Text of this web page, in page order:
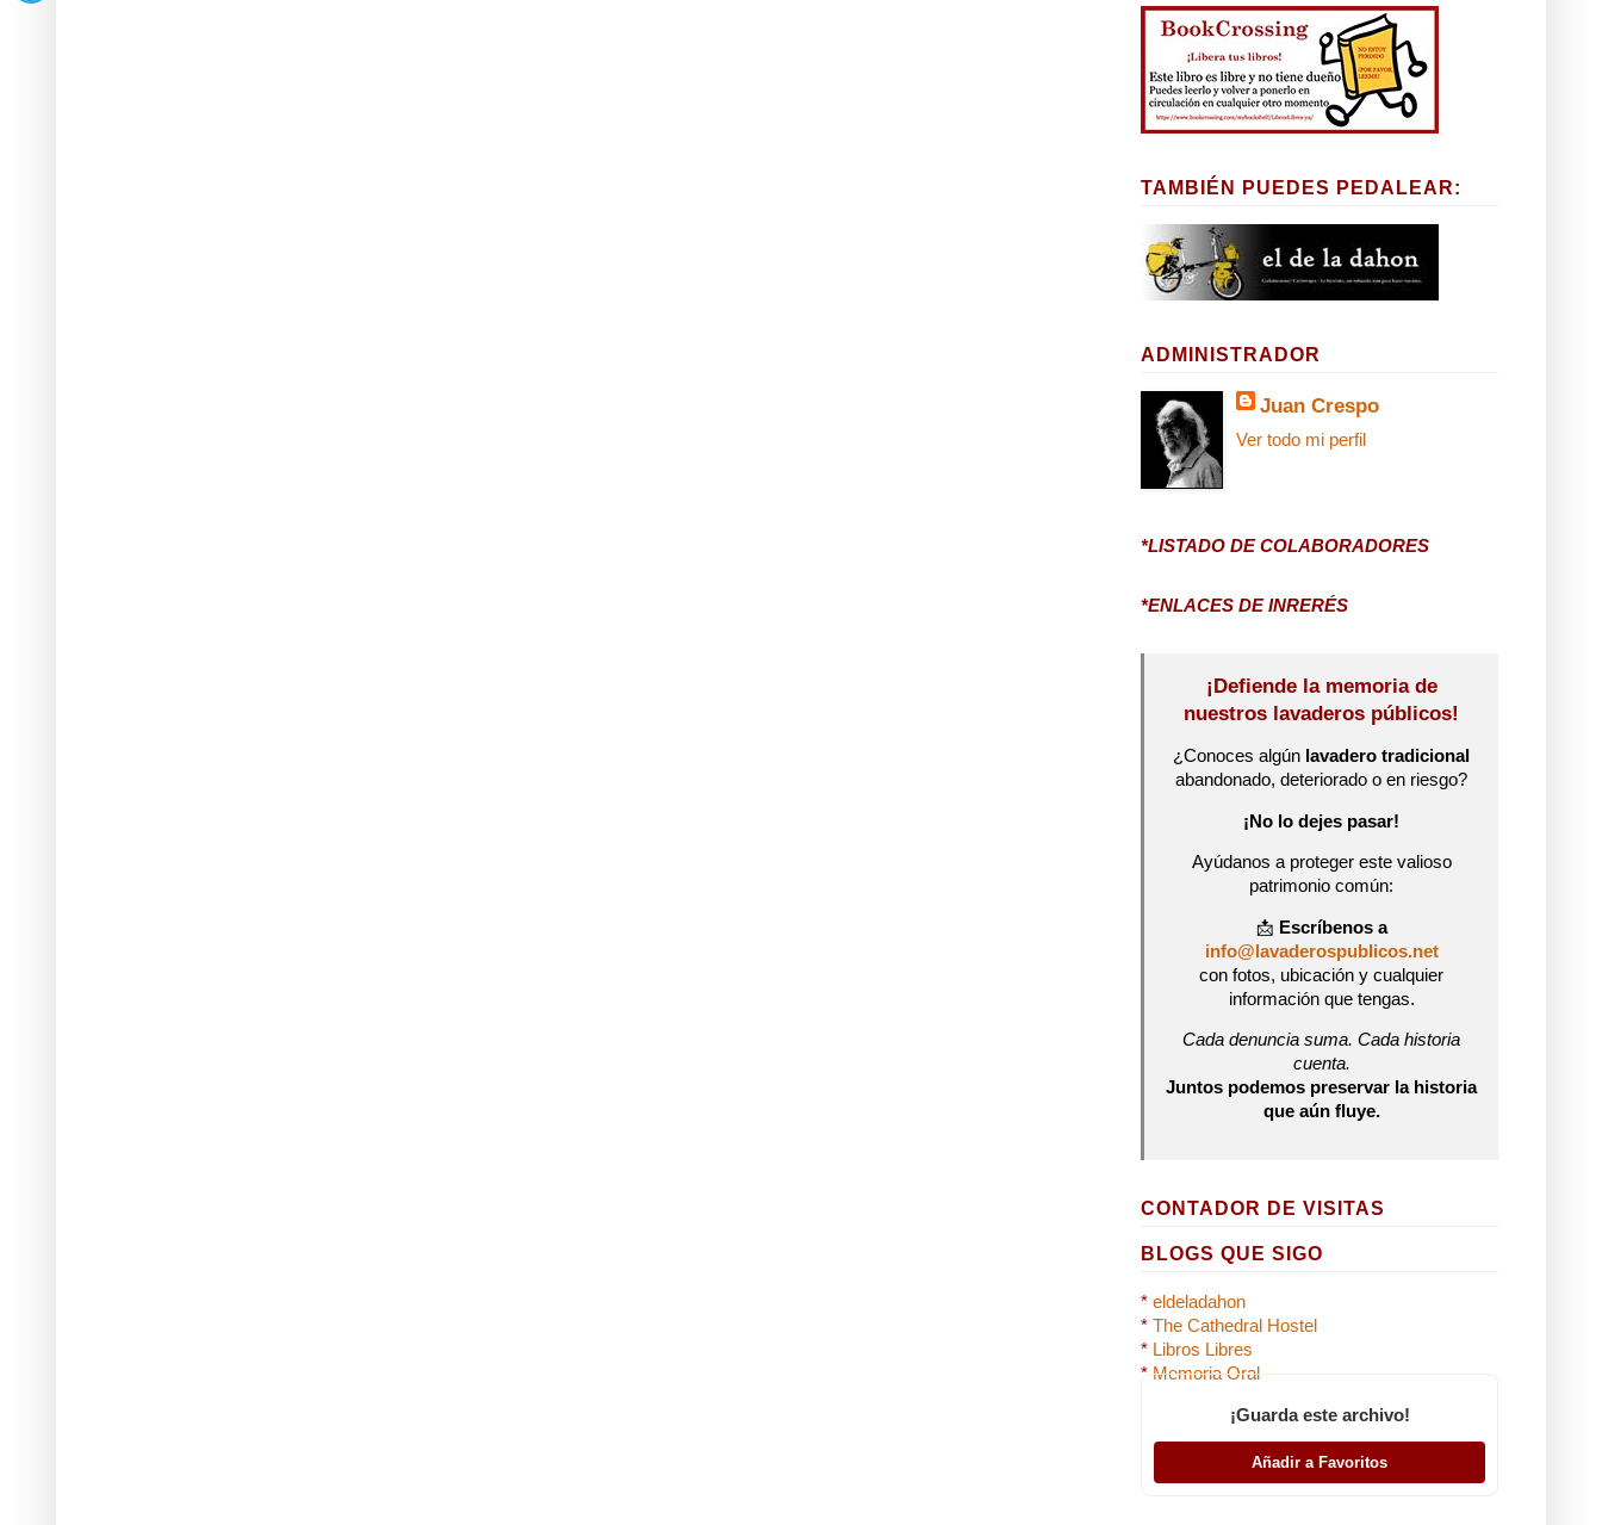
TAMBIÉN PUEDES PEDALEAR:
ADMINISTRADOR
Juan Crespo
Ver todo mi perfil
*LISTADO DE COLABORADORES
*ENLACES DE INRERÉS
¡Defiende la memoria de
nuestros lavaderos públicos!
¿Conoces algún lavadero tradicional
abandonado, deteriorado o en riesgo?
¡No lo dejes pasar!
Ayúdanos a proteger este valioso
patrimonio común:
📩 Escríbenos a
info@lavaderospublicos.net
con fotos, ubicación y cualquier
información que tengas.
Cada denuncia suma. Cada historia
cuenta.
Juntos podemos preservar la historia
que aún fluye.
CONTADOR DE VISITAS
BLOGS QUE SIGO
* eldeladahon
* The Cathedral Hostel
* Libros Libres
* Memoria Oral
¡Guarda este archivo!
Añadir a Favoritos